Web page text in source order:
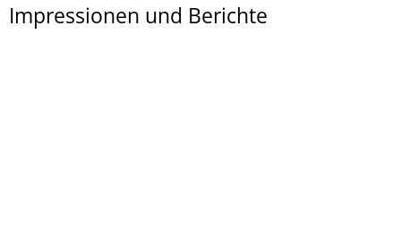
Impressionen und Berichte